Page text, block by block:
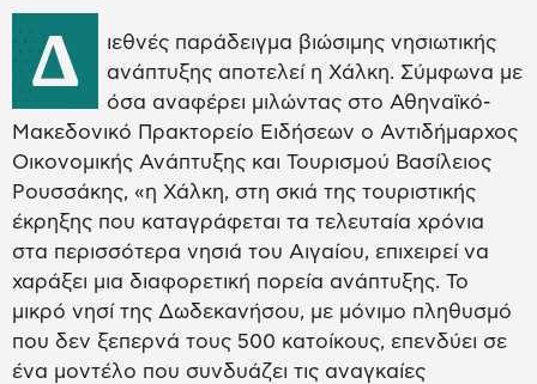
Δ
ιεθνές παράδειγμα βιώσιμης νησιωτικής
ανάπτυξης αποτελεί η Χάλκη. Σύμφωνα με
όσα αναφέρει μιλώντας στο Αθηναϊκό-
Μακεδονικό Πρακτορείο Ειδήσεων ο Αντιδήμαρχος
Οικονομικής Ανάπτυξης και Τουρισμού Βασίλειος
Ρουσσάκης, «η Χάλκη, στη σκιά της τουριστικής
έκρηξης που καταγράφεται τα τελευταία χρόνια
στα περισσότερα νησιά του Αιγαίου, επιχειρεί να
χαράξει μια διαφορετική πορεία ανάπτυξης. Το
μικρό νησί της Δωδεκανήσου, με μόνιμο πληθυσμό
που δεν ξεπερνά τους 500 κατοίκους, επενδύει σε
ένα μοντέλο που συνδυάζει τις αναγκαίες